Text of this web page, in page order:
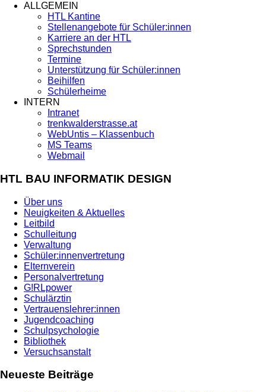
ALLGEMEIN
HTL Kantine
Stellenangebote für Schüler:innen
Karriere an der HTL
Sprechstunden
Termine
Unterstützung für Schüler:innen
Beihilfen
Schülerheime
INTERN
Intranet
trenkwalderstrasse.at
WebUntis – Klassenbuch
MS Teams
Webmail
HTL BAU INFORMATIK DESIGN
Über uns
Neuigkeiten & Aktuelles
Leitbild
Schulleitung
Verwaltung
Schüler:innenvertretung
Elternverein
Personalvertretung
G!RLpower
Schulärztin
Vertrauenslehrer:innen
Jugendcoaching
Schulpsychologie
Bibliothek
Versuchsanstalt
Neueste Beiträge